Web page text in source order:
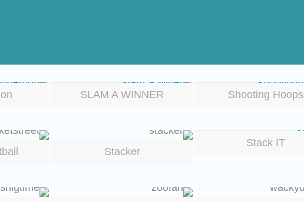
Shooting Hoops
SLAM A WINNER
Stack IT
Stacker